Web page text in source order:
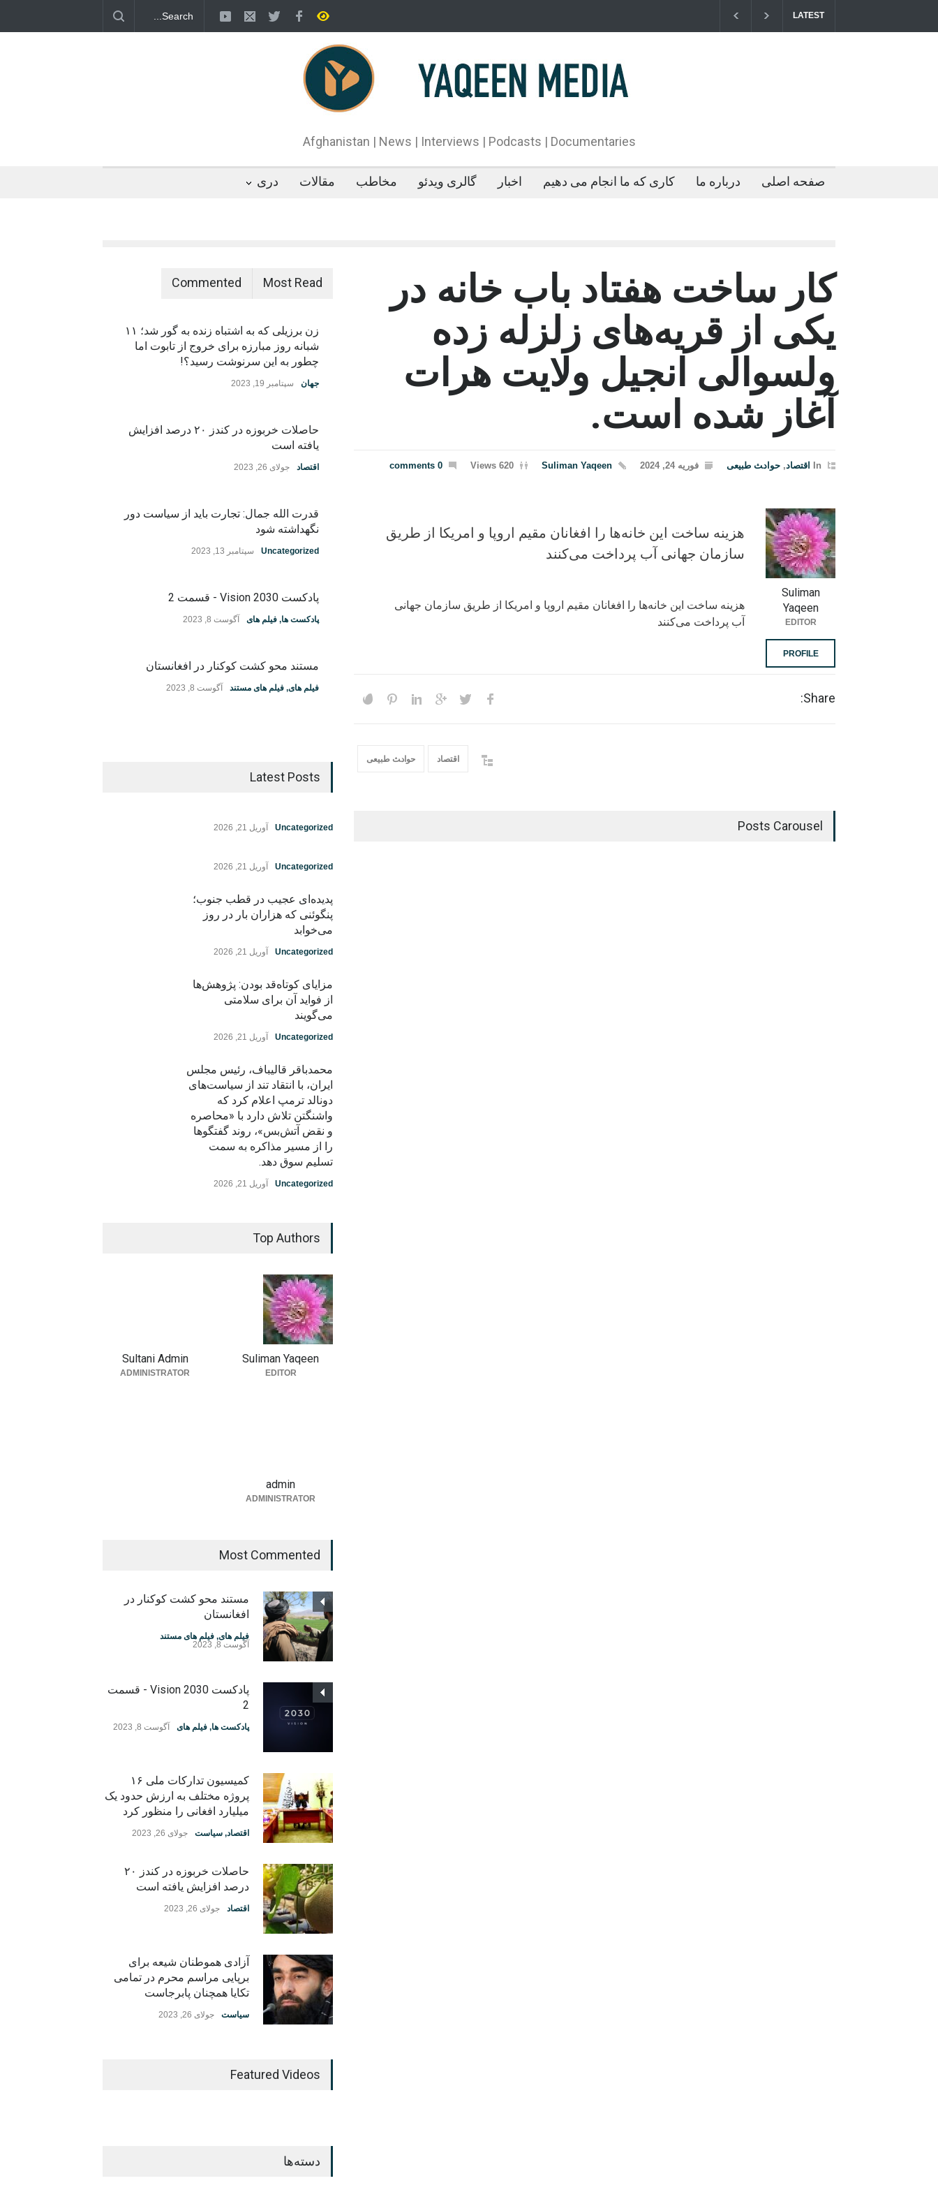
LATEST
پدیده‌ای عجیب در قطب جنوب؛ پنگوئنی که هزاران بار در روز
می‌خوابد
محمدباقر قالیباف، رئیس مجلس ایران، با انتقاد تند از سیاست‌های
دونالد ترمپ اعلام کرد که واشنگتن تلاش دارد با «محاصره و نقض
آتش‌بس»، روند گفتگوها را از مسیر مذاکره به سمت تسلیم سوق
Afghanistan | News | Interviews | Podcasts | Documentaries
صفحه اصلی درباره ما کاری که ما انجام می دهیم اخبار گالری ویدئو مخاطب مقالات دری
کار ساخت هفتاد باب خانه در
یکی از قریه‌های زلزله زده
ولسوالی انجیل ولایت هرات
آغاز شده است.
In اقتصاد, حواد‍‍‍ث طبیعی فوریه 24, 2024 Suliman Yaqeen
620 Views
0 comments
هزینه ساخت این خانه‌ها را افغانان مقیم اروپا و امریکا از طریق
سازمان جهانی آب پرداخت می‌کنند
هزینه ساخت این خانه‌ها را افغانان مقیم اروپا و امریکا از طریق سازمان جهانی
آب پرداخت می‌کنند
Suliman
Yaqeen
EDITOR
PROFILE
Share:
اقتصاد حواد‍‍‍ث طبیعی
Posts Carousel
Most Read
Commented
زن برزیلی که به اشتباه زنده به گور شد؛ ۱۱
شبانه روز مبارزه برای خروج از تابوت اما
چطور به این سرنوشت رسید؟!
جهان سپتامبر 19, 2023
حاصلات خربوزه در کندز ۲۰ درصد افزایش
یافته است
اقتصاد جولای 26, 2023
قدرت الله جمال: تجارت باید از سیاست دور
نگهداشته شود
Uncategorized سپتامبر 13, 2023
پادکست Vision 2030 - قسمت 2
پادکست ها, فیلم های آگوست 8, 2023
مستند محو کشت کوکنار در افغانستان
فیلم های, فیلم های مستند آگوست 8, 2023
Latest Posts
Uncategorized آوریل 21, 2026
Uncategorized آوریل 21, 2026
پدیده‌ای عجیب در قطب جنوب؛
پنگوئنی که هزاران بار در روز
می‌خوابد
Uncategorized آوریل 21, 2026
مزایای کوتاه‌قد بودن: پژوهش‌ها
از فواید آن برای سلامتی
می‌گویند
Uncategorized آوریل 21, 2026
محمدباقر قالیباف، رئیس مجلس
ایران، با انتقاد تند از سیاست‌های
دونالد ترمپ اعلام کرد که
واشنگتن تلاش دارد با «محاصره
و نقض آتش‌بس»، روند گفتگوها
را از مسیر مذاکره به سمت
تسلیم سوق دهد.
Uncategorized آوریل 21, 2026
Top Authors
Suliman Yaqeen
EDITOR
Sultani Admin
ADMINISTRATOR
admin
ADMINISTRATOR
Most Commented
مستند محو کشت کوکنار در
افغانستان
فیلم های, فیلم های مستند
آگوست 8, 2023
پادکست Vision 2030 - قسمت
2
پادکست ها, فیلم های آگوست 8, 2023
کمیسیون تدارکات ملی ۱۶
پروژه مختلف به ارزش حدود یک
میلیارد افغانی را منظور کرد
اقتصاد, سیاست جولای 26, 2023
حاصلات خربوزه در کندز ۲۰
درصد افزایش یافته است
اقتصاد جولای 26, 2023
آزادی هموطنان شیعه برای
برپایی مراسم محرم در تمامی
تکایا همچنان پابرجاست
سیاست جولای 26, 2023
Featured Videos
دسته‌ها